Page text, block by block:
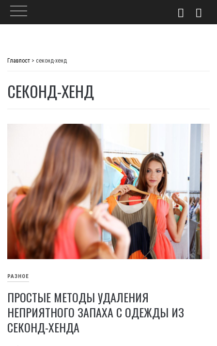
Главпост > секонд-хенд
СЕКОНД-ХЕНД
РАЗНОЕ
ПРОСТЫЕ МЕТОДЫ УДАЛЕНИЯ
НЕПРИЯТНОГО ЗАПАХА С ОДЕЖДЫ ИЗ
СЕКОНД-ХЕНДА